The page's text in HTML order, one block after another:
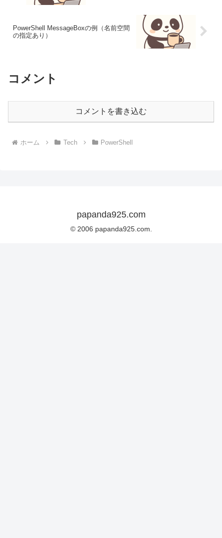
PowerShell MessageBoxの例（名前空間
の指定あり）
コメント
コメントを書き込む
ホーム Tech PowerShell
papanda925.com
© 2006 papanda925.com.